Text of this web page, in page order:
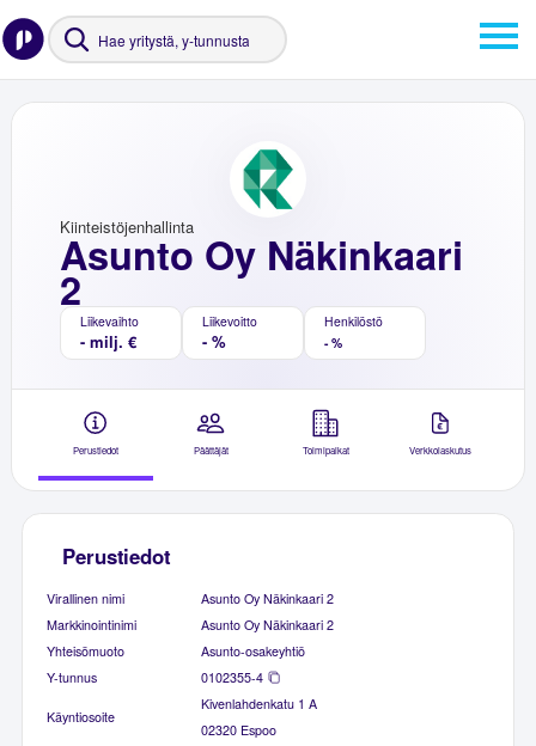
Asunto Oy Näkinkaari
2
Kiinteistöjenhallinta
Liikevaihto
- milj. €
Liikevoitto
- %
Henkilöstö
- %
Perustiedot Päättäjät Toimipaikat Verkkolaskutus
Perustiedot
Virallinen nimi
Asunto Oy Näkinkaari 2
Markkinointinimi
Asunto Oy Näkinkaari 2
Yhteisömuoto
Asunto-osakeyhtiö
Y-tunnus
0102355-4
Käyntiosoite
Kivenlahdenkatu 1 A
02320 Espoo